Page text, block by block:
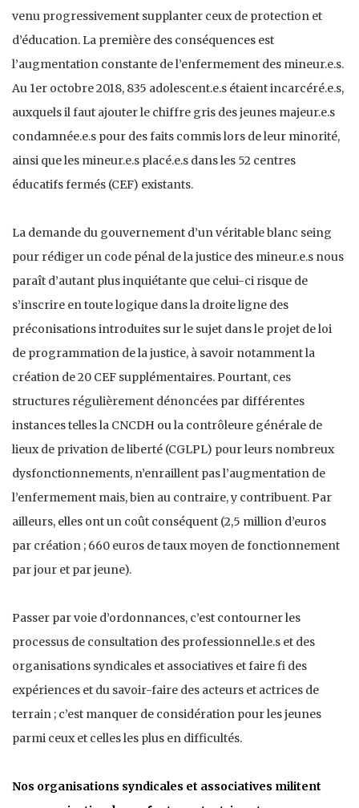
venu progressivement supplanter ceux de protection et
d’éducation. La première des conséquences est
l’augmentation constante de l’enfermement des mineur.e.s.
Au 1er octobre 2018, 835 adolescent.e.s étaient incarcéré.e.s,
auxquels il faut ajouter le chiffre gris des jeunes majeur.e.s
condamnée.e.s pour des faits commis lors de leur minorité,
ainsi que les mineur.e.s placé.e.s dans les 52 centres
éducatifs fermés (CEF) existants.
La demande du gouvernement d’un véritable blanc seing
pour rédiger un code pénal de la justice des mineur.e.s nous
paraît d’autant plus inquiétante que celui-ci risque de
s’inscrire en toute logique dans la droite ligne des
préconisations introduites sur le sujet dans le projet de loi
de programmation de la justice, à savoir notamment la
création de 20 CEF supplémentaires. Pourtant, ces
structures régulièrement dénoncées par différentes
instances telles la CNCDH ou la contrôleure générale de
lieux de privation de liberté (CGLPL) pour leurs nombreux
dysfonctionnements, n’enraillent pas l’augmentation de
l’enfermement mais, bien au contraire, y contribuent. Par
ailleurs, elles ont un coût conséquent (2,5 million d’euros
par création ; 660 euros de taux moyen de fonctionnement
par jour et par jeune).
Passer par voie d’ordonnances, c’est contourner les
processus de consultation des professionnel.le.s et des
organisations syndicales et associatives et faire fi des
expériences et du savoir-faire des acteurs et actrices de
terrain ; c’est manquer de considération pour les jeunes
parmi ceux et celles les plus en difficultés.
Nos organisations syndicales et associatives militent